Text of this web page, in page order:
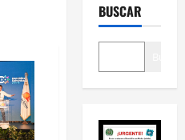
BUSCAR